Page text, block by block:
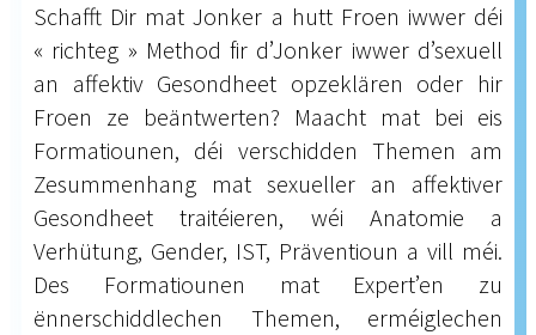
Schafft Dir mat Jonker a hutt Froen iwwer déi
« richteg » Method fir d’Jonker iwwer d’sexuell
an affektiv Gesondheet opzeklären oder hir
Froen ze beäntwerten? Maacht mat bei eis
Formatiounen, déi verschidden Themen am
Zesummenhang mat sexueller an affektiver
Gesondheet traitéieren, wéi Anatomie a
Verhütung, Gender, IST, Präventioun a vill méi.
Des Formatiounen mat Expert’en zu
ënnerschiddlechen Themen, erméiglechen